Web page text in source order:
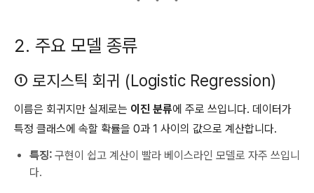
2. 주요 모델 종류
① 로지스틱 회귀 (Logistic Regression)
이름은 회귀지만 실제로는 이진 분류에 주로 쓰입니다. 데이터가
특정 클래스에 속할 확률을 0과 1 사이의 값으로 계산합니다.
특징: 구현이 쉽고 계산이 빨라 베이스라인 모델로 자주 쓰입니
다.